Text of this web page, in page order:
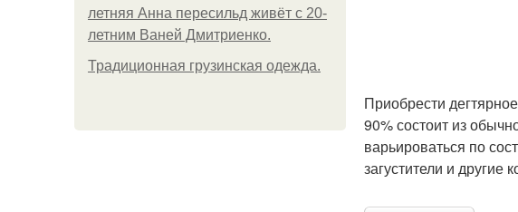
летняя Анна пересильд живёт с 20-
летним Ваней Дмитриенко.
Традиционная грузинская одежда.
Приобрести
90% состоит из
варьироваться по
загустители и другие